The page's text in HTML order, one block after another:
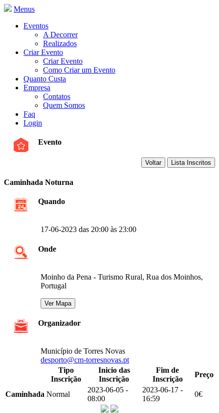
Menus
Eventos
A Decorrer
Realizados
Criar Evento
Criar Evento
Como Criar um Evento
Quanto Custa
Empresa
Contatos
Quem Somos
Faq
Login
Evento
Caminhada Noturna
Quando
17-06-2023 das 20:00 às 23:00
Onde
Moinho da Pena - Turismo Rural, Rua dos Moinhos,
Portugal
Organizador
Município de Torres Novas
desporto@cm-torresnovas.pt
Tipo
Inscrição
Inicio das
Inscrição
Fim de
Inscrição
Preço
Caminhada Normal
2023-06-05 -
08:00
2023-06-17 -
16:59
0€